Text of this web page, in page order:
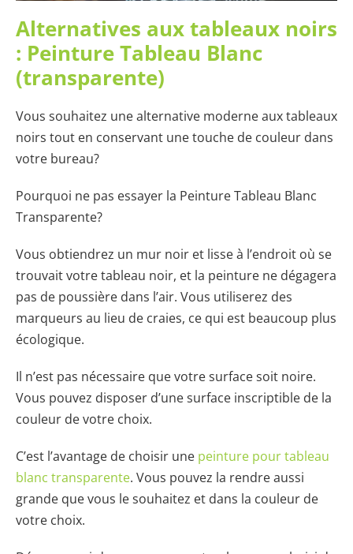
Alternatives aux tableaux noirs
: Peinture Tableau Blanc
(transparente)
Vous souhaitez une alternative moderne aux tableaux
noirs tout en conservant une touche de couleur dans
votre bureau?
Pourquoi ne pas essayer la Peinture Tableau Blanc
Transparente?
Vous obtiendrez un mur noir et lisse à l’endroit où se
trouvait votre tableau noir, et la peinture ne dégagera
pas de poussière dans l’air. Vous utiliserez des
marqueurs au lieu de craies, ce qui est beaucoup plus
écologique.
Il n’est pas nécessaire que votre surface soit noire.
Vous pouvez disposer d’une surface inscriptible de la
couleur de votre choix.
C’est l’avantage de choisir une peinture pour tableau
blanc transparente. Vous pouvez la rendre aussi
grande que vous le souhaitez et dans la couleur de
votre choix.